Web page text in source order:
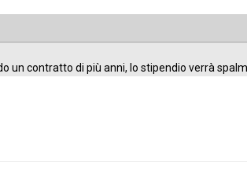
un contratto di più anni, lo stipendio verrà